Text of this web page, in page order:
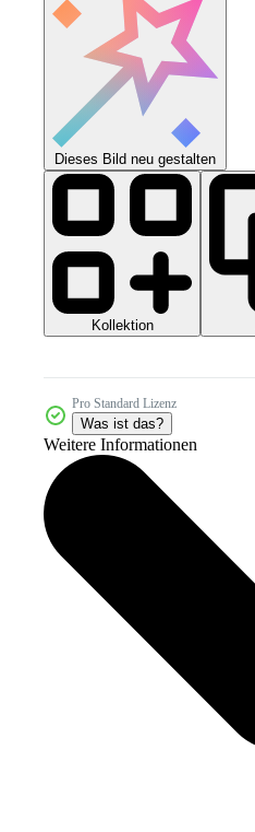
Dieses Bild neu gestalten
Kollektion
Pro Standard Lizenz
Was ist das?
Weitere Informationen